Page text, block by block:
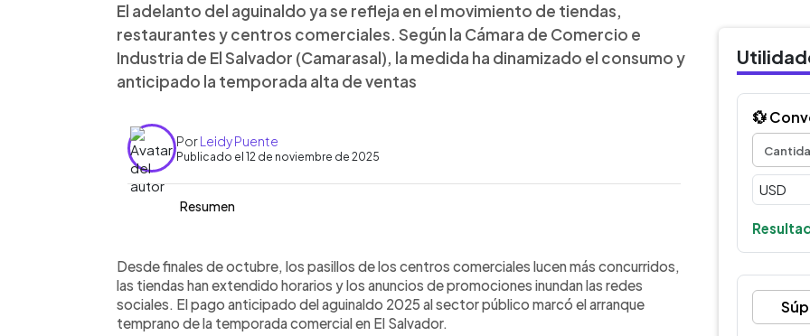
El adelanto del aguinaldo ya se refleja en el movimiento de tiendas,
restaurantes y centros comerciales. Según la Cámara de Comercio e
Industria de El Salvador (Camarasal), la medida ha dinamizado el consumo y
anticipado la temporada alta de ventas
PorLeidy Puente
Publicado el 12 de noviembre de 2025
Resumen
► Escuchar artículo
El pago anticipado del aguinaldo 2025 al sector público ha impulsado la
actividad comercial en El Salvador, según la Cámara de Comercio e
Industria (Camarasal). Su presidenta, Leticia Escobar, explicó que la medida
dinamizó las ventas y aumentó la afluencia de clientes desde finales de
Desde finales de octubre, los pasillos de los centros comerciales lucen más concurridos,
las tiendas han extendido horarios y los anuncios de promociones inundan las redes
sociales. El pago anticipado del aguinaldo 2025 al sector público marcó el arranque
temprano de la temporada comercial en El Salvador.
💱